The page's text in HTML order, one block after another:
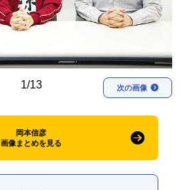
冬アニメ
FOLLOW US
1/13 次の画像
岡本信彦
画像まとめを見る